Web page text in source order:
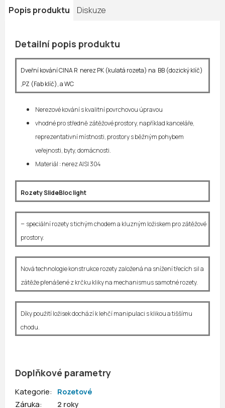
Popis produktu Diskuze
Detailní popis produktu
Dveřní kování CINA R nerez PK (kulatá rozeta) na BB (dozický klíč)
,PZ (Fab klíč), a WC
Nerezové kování s kvalitní povrchovou úpravou
vhodné pro středně zátěžové prostory, například kanceláře,
reprezentativní místnosti, prostory s běžným pohybem
veřejnosti, byty, domácnosti.
Materiál : nerez AISI 304
Rozety SlideBloc light
– speciální rozety s tichým chodem a kluzným ložiskem pro zátěžové
prostory.
Nová technologie konstrukce rozety založená na snížení třecích sil a
zátěže přenášené z krčku kliky na mechanismus samotné rozety.
Díky použití ložisek dochází k lehčí manipulaci s klikou a tiššímu
chodu.
Doplňkové parametry
Kategorie: Rozetové
Záruka: 2 roky